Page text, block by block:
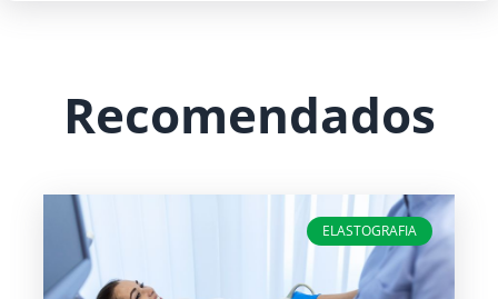
Recomendados
ELASTOGRAFIA